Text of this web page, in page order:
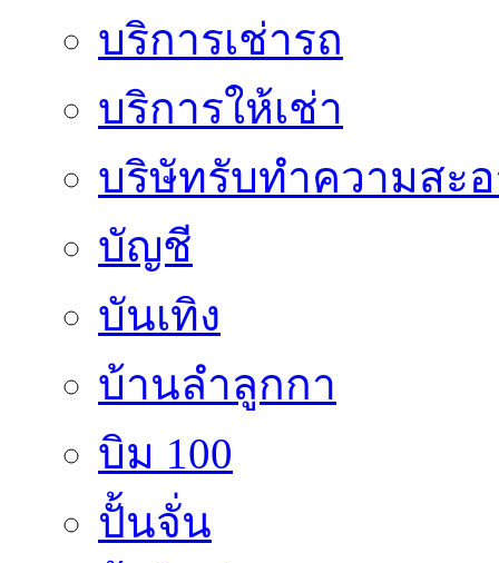
บริการเช่ารถ
บริการให้เช่า
บริษัทรับทำความสะ
บัญชี
บันเทิง
บ้านลำลูกกา
บิม 100
ปั้นจั่น